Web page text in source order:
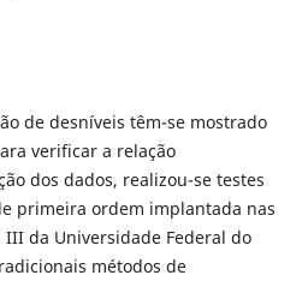
de desníveis têm-se mostrado
verificar a relação
dos dados, realizou-se testes
primeira ordem implantada nas
da Universidade Federal do
métodos de